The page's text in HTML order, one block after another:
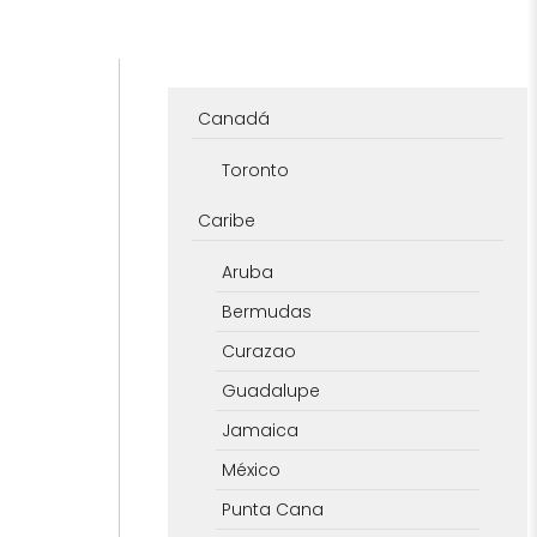
Canadá
Toronto
Caribe
Aruba
Bermudas
Curazao
Guadalupe
Jamaica
México
Punta Cana